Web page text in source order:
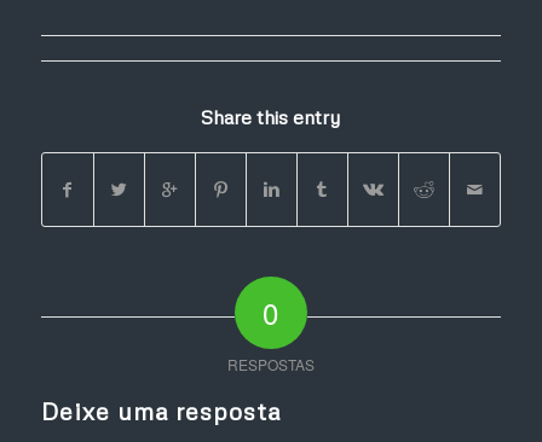
Share this entry
0
RESPOSTAS
Deixe uma resposta